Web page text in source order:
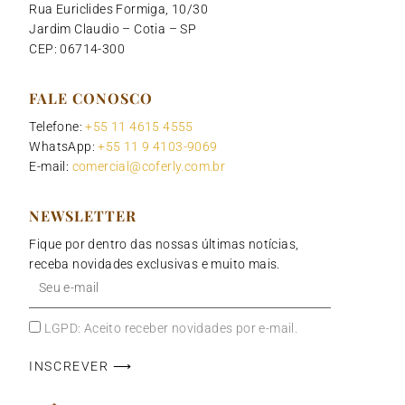
Rua Euriclides Formiga, 10/30
Jardim Claudio – Cotia – SP
CEP: 06714-300
FALE CONOSCO
Telefone:+55 11 4615 4555
WhatsApp:+55 11 9 4103-9069
E-mail: comercial@coferly.com.br
NEWSLETTER
Fique por dentro das nossas últimas notícias,
receba novidades exclusivas e muito mais.
mailLGPD: Aceito receber novidades por e-mail.
INSCREVER ⟶